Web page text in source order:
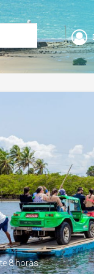
Acesse sua
8 horas